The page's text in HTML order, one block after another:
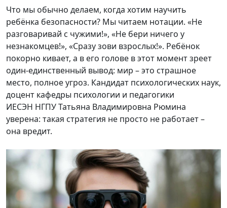
Что мы обычно делаем, когда хотим научить
ребёнка безопасности? Мы читаем нотации. «Не
разговаривай с чужими!», «Не бери ничего у
незнакомцев!», «Сразу зови взрослых!». Ребёнок
покорно кивает, а в его голове в этот момент зреет
один-единственный вывод: мир – это страшное
место, полное угроз. Кандидат психологических наук,
доцент кафедры психологии и педагогики
ИЕСЭН НГПУ Татьяна Владимировна Рюмина
уверена: такая стратегия не просто не работает –
она вредит.